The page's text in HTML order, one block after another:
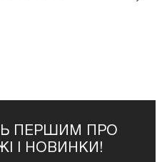
ПЕРШИМ ПРО
І НОВИНКИ!